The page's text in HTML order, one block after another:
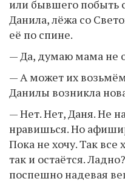
или бывшего побыть
Данила, лёжа со
её по спине.
— Да, думаю мама не
— А может их
Данилы возникла
— Нет. Нет, Даня. Не
нравишься. Но
Пока не хочу. Так
так и остаётся.
поспешно надевая